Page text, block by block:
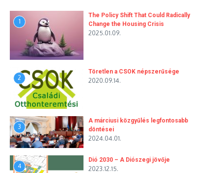
1
The Policy Shift That Could Radically
Change the Housing Crisis
2025.01.09.
2
Töretlen a CSOK népszerűsége
2020.09.14.
3
A márciusi közgyűlés legfontosabb
döntései
2024.04.01.
4
Dió 2030 – A Diószegi jövője
2023.12.15.